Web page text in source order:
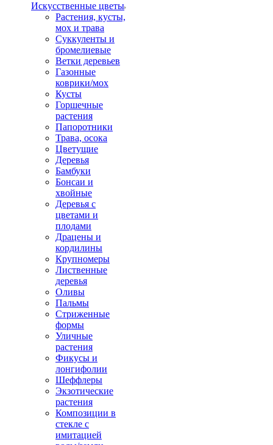
Искусственные цветы
Растения, кусты,
мох и трава
Суккуленты и
бромелиевые
Ветки деревьев
Газонные
коврики/мох
Кусты
Горшечные
растения
Папоротники
Трава, осока
Цветущие
Деревья
Бамбуки
Бонсаи и
хвойные
Деревья с
цветами и
плодами
Драцены и
кордилины
Крупномеры
Лиственные
деревья
Оливы
Пальмы
Стриженные
формы
Уличные
растения
Фикусы и
лонгифолии
Шеффлеры
Экзотические
растения
Композиции в
стекле с
имитацией